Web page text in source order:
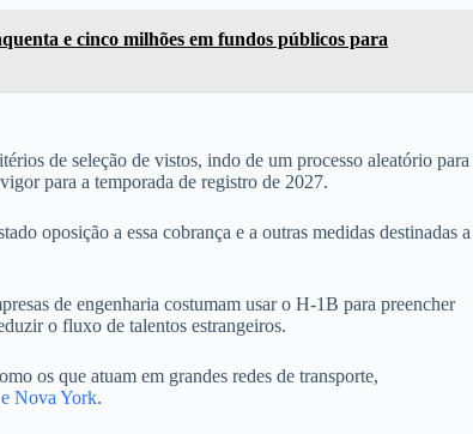
e cinco milhões em fundos públicos para
de seleção de vistos, indo de um processo aleatório para
para a temporada de registro de 2027.
oposição a essa cobrança e a outras medidas destinadas a
de engenharia costumam usar o H-1B para preencher
o fluxo de talentos estrangeiros.
os que atuam em grandes redes de transporte,
Nova York.